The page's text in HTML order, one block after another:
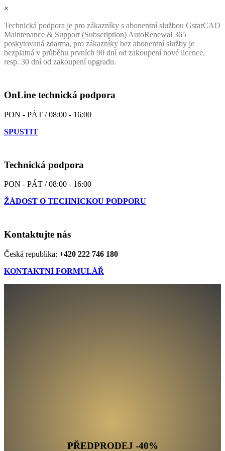
×
Technická podpora je pro zákazníky s abonentní službou GstarCAD
Maintenance & Support (Subscription) AutoRenewal 365
poskytovaná zdarma, pro zákazníky bez abonentní služby je
bezplatná v průběhu prvních 90 dní od zakoupení nové licence,
resp. 30 dní od zakoupení upgradu.
OnLine technická podpora
PON - PÁT / 08:00 - 16:00
SPUSTIT
Technická podpora
PON - PÁT / 08:00 - 16:00
ŽÁDOST O TECHNICKOU PODPORU
Kontaktujte nás
Česká republika: +420 222 746 180
KONTAKTNÍ FORMULÁŘ
PŘEDPRODEJ -40%